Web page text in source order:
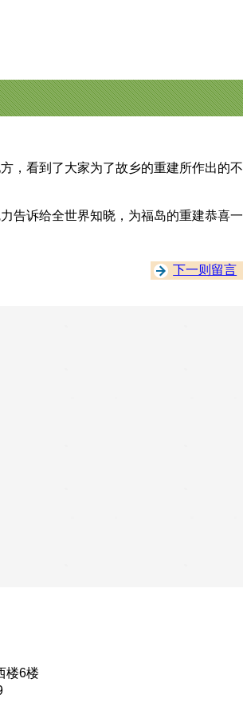
，看到了大家为了故乡的重建所作出的不
告诉给全世界知晓，为福岛的重建恭喜一
下一则留言
楼6楼